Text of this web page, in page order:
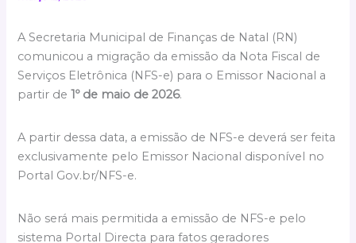
A Secretaria Municipal de Finanças de Natal (RN)
comunicou a migração da emissão da Nota Fiscal de
Serviços Eletrônica (NFS-e) para o Emissor Nacional a
partir de1º de maio de 2026.
A partir dessa data, a emissão de NFS-e deverá ser feita
exclusivamente pelo Emissor Nacional disponível no
Portal Gov.br/NFS-e.
Não será mais permitida a emissão de NFS-e pelo
sistema Portal Directa para fatos geradores